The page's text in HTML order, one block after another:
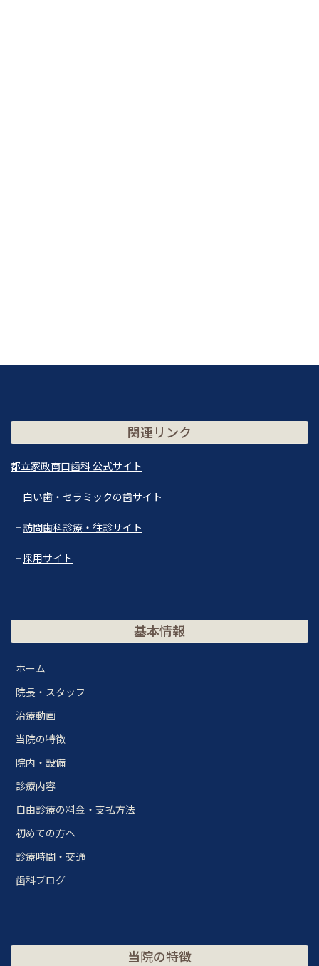
関連リンク
都立家政南口歯科 公式サイト
└白い歯・セラミックの歯サイト
└訪問歯科診療・往診サイト
└採用サイト
基本情報
ホーム
院長・スタッフ
治療動画
当院の特徴
院内・設備
診療内容
自由診療の料金・支払方法
初めての方へ
診療時間・交通
歯科ブログ
当院の特徴